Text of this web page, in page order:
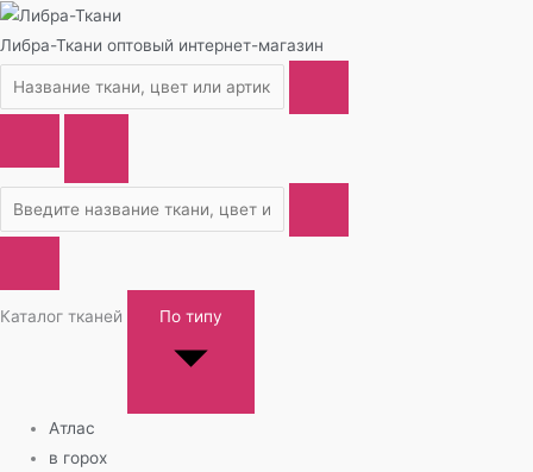
Либра-Ткани оптовый интернет-магазин
Каталог тканей По типу
Атлас
в горох